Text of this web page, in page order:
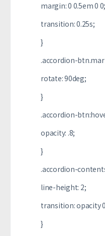
margin: 0 0.5em 0 0;
transition: 0.25s;
}
.accordion-
rotate: 90deg;
}
.accordion-
opacity: .8;
}
.accordion-
line-height: 2;
transition: opacity
}